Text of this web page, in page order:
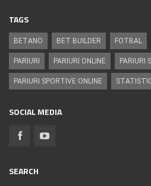
TAGS
BETANO BET BUILDER FOTBAL
PARIURI PARIURI ONLINE PARIURI
PARIURI SPORTIVE ONLINE
SOCIAL MEDIA
SEARCH